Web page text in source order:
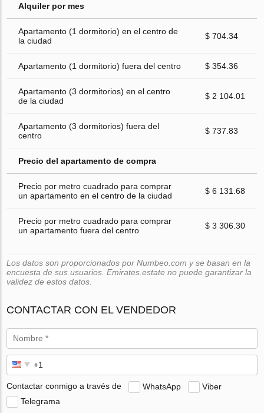
Alquiler por mes
Apartamento (1 dormitorio) en el centro de
la ciudad
$ 704.34
Apartamento (1 dormitorio) fuera del centro $ 354.36
Apartamento (3 dormitorios) en el centro
de la ciudad
$ 2 104.01
Apartamento (3 dormitorios) fuera del
centro
$ 737.83
Precio del apartamento de compra
Precio por metro cuadrado para comprar
un apartamento en el centro de la ciudad
$ 6 131.68
Precio por metro cuadrado para comprar
un apartamento fuera del centro
$ 3 306.30
Los datos son proporcionados por Numbeo.com y se basan en la
encuesta de sus usuarios. Emirates.estate no puede garantizar la
validez de estos datos.
CONTACTAR CON EL VENDEDOR
Contactar conmigo a través de WhatsApp
Viber
Telegrama